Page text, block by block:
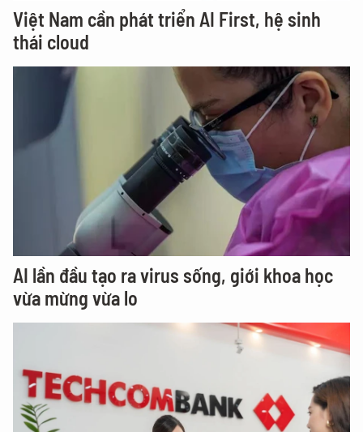
Việt Nam cần phát triển AI First, hệ sinh
thái cloud
AI lần đầu tạo ra virus sống, giới khoa học
vừa mừng vừa lo